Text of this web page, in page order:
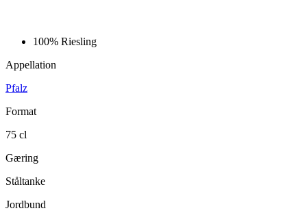
100% Riesling
Appellation
Pfalz
Format
75 cl
Gæring
Ståltanke
Jordbund